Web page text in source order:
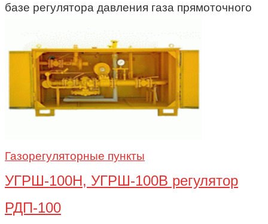
базе регулятора давления газа прямоточного
Газорегуляторные пункты
УГРШ-100Н, УГРШ-100В регулятор
РДП-100